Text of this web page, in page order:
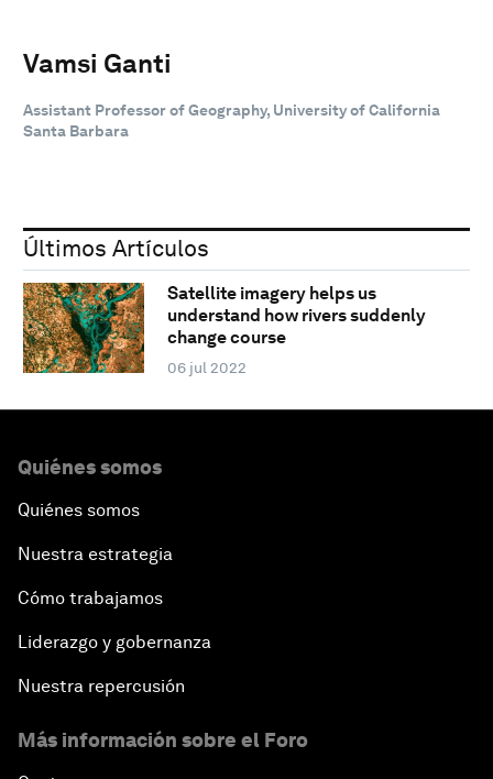
Vamsi Ganti
Assistant Professor of Geography, University of California
Santa Barbara
Últimos Artículos
Satellite imagery helps us
understand how rivers suddenly
change course
06 jul 2022
Quiénes somos
Quiénes somos
Nuestra estrategia
Cómo trabajamos
Liderazgo y gobernanza
Nuestra repercusión
Más información sobre el Foro